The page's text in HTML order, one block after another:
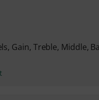
Gain, Treble, Middle,